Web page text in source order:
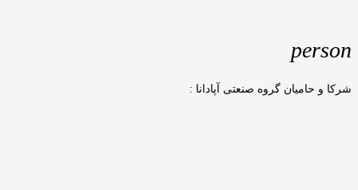
person
شرکا و حامیان گروه صنعتی آپادانا :